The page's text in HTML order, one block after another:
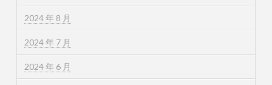
2024 年 8 月
2024 年 7 月
2024 年 6 月